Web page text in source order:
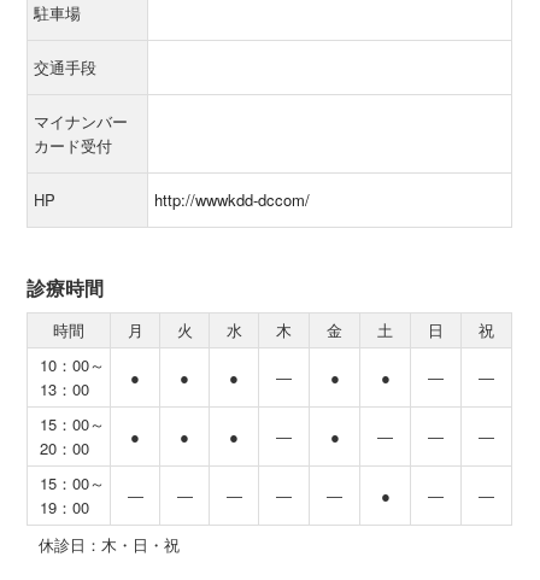
駐車場
交通手段
マイナンバー
カード受付
HP http://wwwkdd-dccom/
診療時間
時間 月 火 水 木 金 土 日
祝
10：00～
13：00
● ● ● ― ● ● ― ―
15：00～
20：00
● ● ● ― ● ― ― ―
15：00～
19：00
― ― ― ― ― ● ― ―
休診日：木・日・祝